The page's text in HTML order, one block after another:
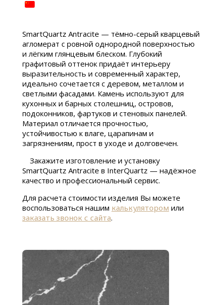
SmartQuartz Antracite — тёмно-серый кварцевый
агломерат с ровной однородной поверхностью
и лёгким глянцевым блеском. Глубокий
графитовый оттенок придаёт интерьеру
выразительность и современный характер,
идеально сочетается с деревом, металлом и
светлыми фасадами. Камень используют для
кухонных и барных столешниц, островов,
подоконников, фартуков и стеновых панелей.
Материал отличается прочностью,
устойчивостью к влаге, царапинам и
загрязнениям, прост в уходе и долговечен.
Закажите изготовление и установку
SmartQuartz Antracite в InterQuartz — надёжное
качество и профессиональный сервис.
Для расчета стоимости изделия Вы можете
воспользоваться нашим калькулятором или
заказать звонок с сайта.